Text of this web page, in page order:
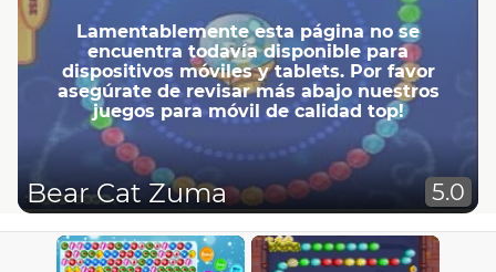
Lamentablemente esta página no se
encuentra todavía disponible para
dispositivos móviles y tablets. Por favor
asegúrate de revisar más abajo nuestros
juegos para móvil de calidad top!
Bear Cat Zuma 5.0